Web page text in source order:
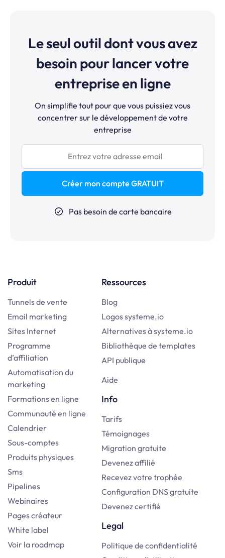
Le seul outil dont vous avez
besoin pour lancer votre
entreprise en ligne
On simplifie tout pour que vous puissiez vous
concentrer sur le développement de votre
entreprise
Créer mon compte GRATUIT
Pas besoin de carte bancaire
Produit
Tunnels de vente
Email marketing
Sites Internet
Programme
d’affiliation
Automatisation du
marketing
Formations en ligne
Communauté en ligne
Calendrier
Sous-comptes
Produits physiques
Sms
Pipelines
Webinaires
Pages créateur
White label
Voir la roadmap
Ressources
Blog
Logos systeme.io
Alternatives à systeme.io
Bibliothèque de templates
API publique
Aide
Info
Tarifs
Témoignages
Migration gratuite
Devenez affilié
Recevez votre trophée
Configuration DNS gratuite
Devenez certifié
Legal
Politique de confidentialité